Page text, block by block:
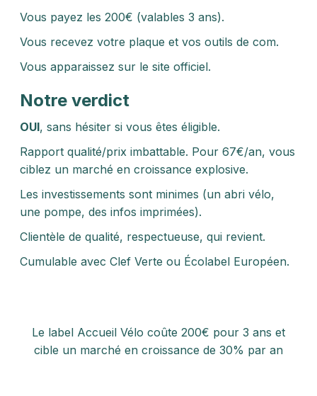
Vous payez les 200€ (valables 3 ans).
Vous recevez votre plaque et vos outils de com.
Vous apparaissez sur le site officiel.
Notre verdict
OUI, sans hésiter si vous êtes éligible.
Rapport qualité/prix imbattable. Pour 67€/an, vous
ciblez un marché en croissance explosive.
Les investissements sont minimes (un abri vélo,
une pompe, des infos imprimées).
Clientèle de qualité, respectueuse, qui revient.
Cumulable avec Clef Verte ou Écolabel Européen.
Le label Accueil Vélo coûte 200€ pour 3 ans et
cible un marché en croissance de 30% par an